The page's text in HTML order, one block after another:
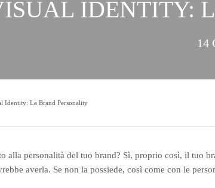
IDENTITY:
14
Identity: La Brand Personality
alla personalità del tuo brand? Sì, proprio così, il tuo
averla. Se non la possiede, così come con le